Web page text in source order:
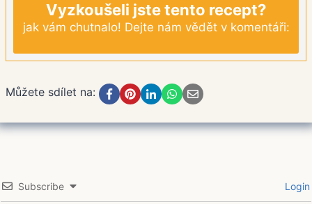
Vyzkoušeli jste tento recept?
jak vám chutnalo! Dejte nám vědět v komentáři:
Můžete sdílet na:
Subscribe Login